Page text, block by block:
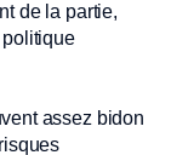
de la partie,
politique
assez bidon